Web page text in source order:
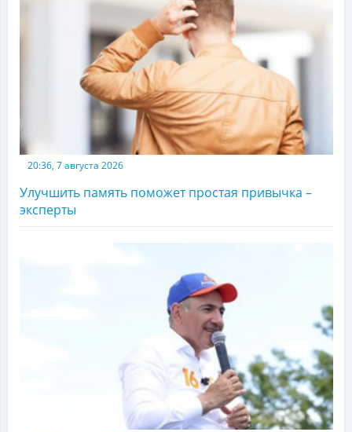
20:36, 7 августа 2026
Улучшить память поможет простая привычка –
эксперты